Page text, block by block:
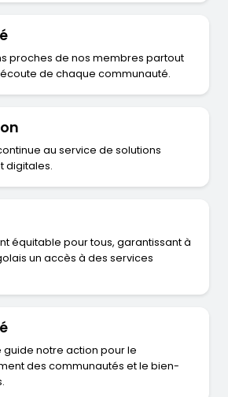
proches de nos membres partout
de chaque communauté.
au service de solutions
digitales.
équitable pour tous, garantissant à
un accès à des services
guide notre action pour le
des communautés et le bien-